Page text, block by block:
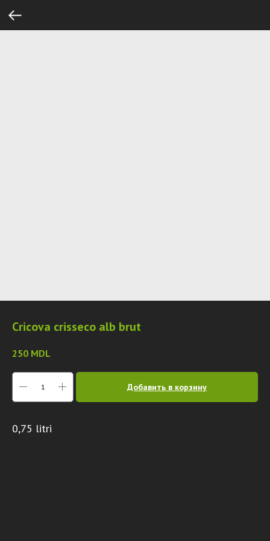
Cricova crisseco alb brut
250 MDL
Добавить в корзину
0,75 litri